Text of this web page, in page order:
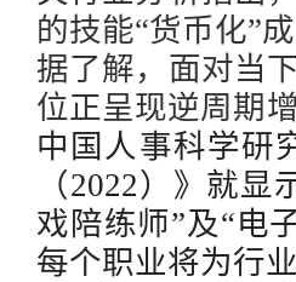
的技能“货币化”成
据了解，面对当
位正呈现逆周期
中国人事科学研
（2022）》就
戏陪练师”及“电
每个职业将为行